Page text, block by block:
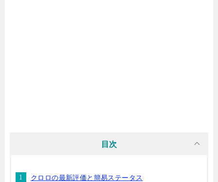
目次
クロロの最新評価と簡易ステータス